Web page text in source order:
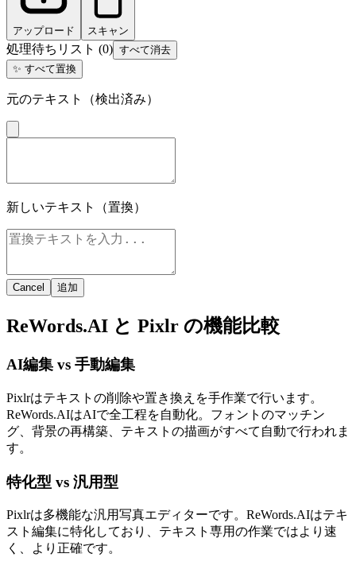
アップロード スキャン
処理待ちリスト (0) すべて消去
✨ すべて置換
元のテキスト（検出済み）
新しいテキスト（置換）
Cancel 追加
ReWords.AI と Pixlr の機能比較
AI編集 vs 手動編集
Pixlrはテキストの削除や置き換えを手作業で行います。
ReWords.AIはAIで全工程を自動化。フォントのマッチン
グ、背景の再構築、テキストの描画がすべて自動で行われま
す。
特化型 vs 汎用型
Pixlrは多機能な汎用写真エディターです。ReWords.AIはテキ
スト編集に特化しており、テキスト専用の作業ではより速
く、より正確です。